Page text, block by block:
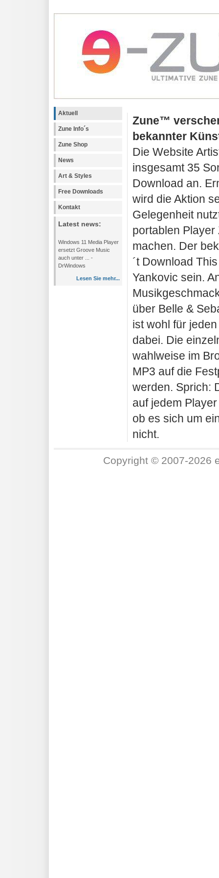
Aktuell
Zune Info´s
Zune Shop
News
Art & Styles
Free Downloads
Kontakt
Latest news:
Windows 11 Media Player
ersetzt Groove Music
auch unter ... -
DrWindows
Lesen Sie mehr...
Zune™
bekannter
Die Website
insgesamt 35
Download an.
wird die Aktion
Gelegenheit
portablen
machen. Der
´t Download
Yankovic sein.
über Belle &
ist wohl für
dabei. Die
wahlweise im
MP3 auf die
werden. Sprich:
auf jedem
ob es sich um
nicht.
Copyright © 2007-2026